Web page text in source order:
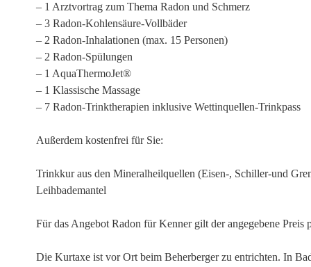
– 1 Arztvortrag zum Thema Radon und Schmerz
– 3 Radon-Kohlensäure-Vollbäder
– 2 Radon-Inhalationen (max. 15 Personen)
– 2 Radon-Spülungen
– 1 AquaThermoJet®
– 1 Klassische Massage
– 7 Radon-Trinktherapien inklusive Wettinquellen-Trinkpass
Außerdem kostenfrei für Sie:
Trinkkur aus den Mineralheilquellen (Eisen-, Schiller-und
Leihbademantel
Für das Angebot Radon für Kenner gilt der angegebene
Die Kurtaxe ist vor Ort beim Beherberger zu entrichten. In